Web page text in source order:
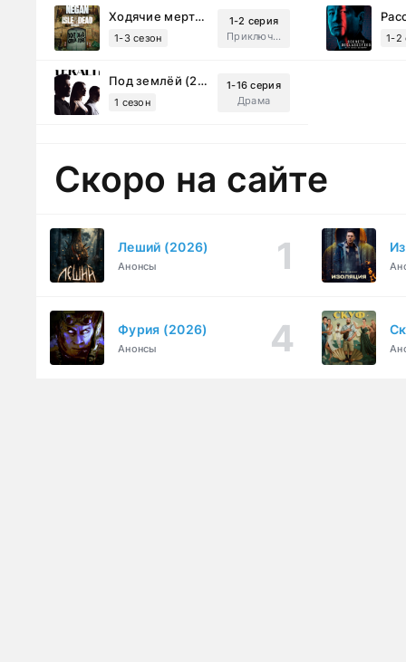
Ходячие мертвецы: Мертвый город (2023)
1-3 сезон
1-2 серия
Приключения, Ужасы, Триллер
1-2
Под землёй (2026)
1 сезон
1-16 серия
Драма
Скоро на сайте
Леший (2026)
Анонсы
Фурия (2026)
Анонсы